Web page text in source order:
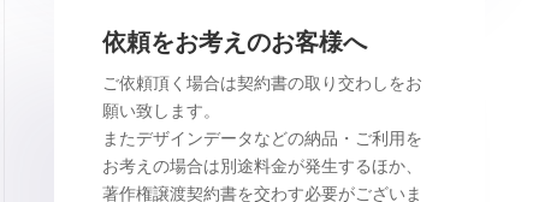
依頼をお考えのお客様へ
ご依頼頂く場合は契約書の取り交わしをお
願い致します。
またデザインデータなどの納品・ご利用を
お考えの場合は別途料金が発生するほか、
著作権譲渡契約書を交わす必要がございま